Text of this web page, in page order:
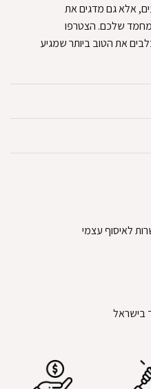
אלא גם מדגים את
שלכם. הצטרפו
את הטוב ביותר שמגיע
לאיסוף עצמי
בישראל